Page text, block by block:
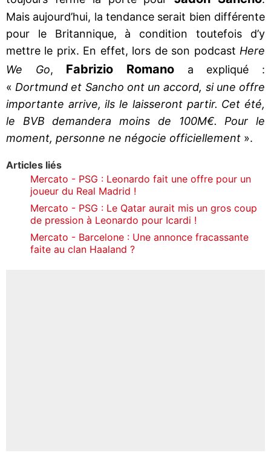
Mais aujourd’hui, la tendance serait bien différente
pour le Britannique, à condition toutefois d’y
mettre le prix. En effet, lors de son podcast Here
We Go, Fabrizio Romano a expliqué :
« Dortmund et Sancho ont un accord, si une offre
importante arrive, ils le laisseront partir. Cet été,
le BVB demandera moins de 100M€. Pour le
moment, personne ne négocie officiellement ».
Articles liés
Mercato - PSG : Leonardo fait une offre pour un
joueur du Real Madrid !
Mercato - PSG : Le Qatar aurait mis un gros coup
de pression à Leonardo pour Icardi !
Mercato - Barcelone : Une annonce fracassante
faite au clan Haaland ?